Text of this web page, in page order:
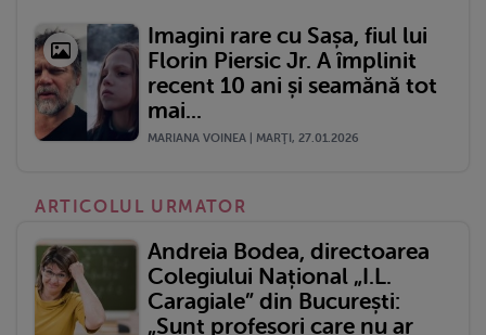
Imagini rare cu Sașa, fiul lui
Florin Piersic Jr. A împlinit
recent 10 ani și seamănă tot
mai...
MARIANA VOINEA | MARŢI, 27.01.2026
ARTICOLUL URMATOR
Andreia Bodea, directoarea
Colegiului Național „I.L.
Caragiale” din București:
„Sunt profesori care nu ar